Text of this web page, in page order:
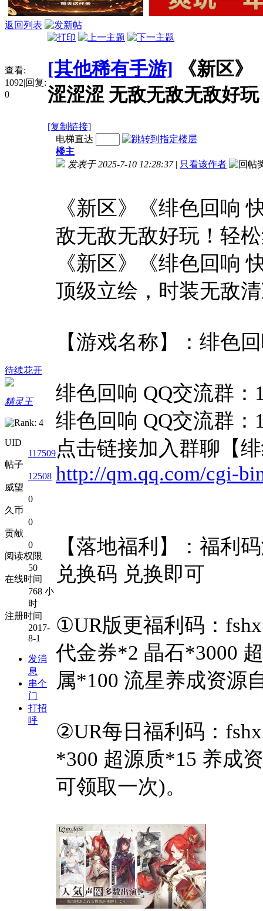
返回列表
查看:
1092|回复:
0
[其他稀有手游]
《新区
涩涩涩 无敌无敌无敌好
[复制链接]
待续花开
精灵王
UID
117509
帖子
12508
威望
0
久币
0
贡献
0
阅读权限
50
在线时间
768 小
时
注册时间
2017-
8-1
发消
息
串个
门
打招
呼
电梯直达
楼主
发表于 2025-7-10 12:28:37 | 只看该作者
《新区》《绯色回响
敌无敌无敌好玩！轻
《新区》《绯色回响
顶级立绘，时装无敌
【游戏名称】：绯色
绯色回响 QQ交流群：
绯色回响 QQ交流群：
点击链接加入群聊【
http://qm.qq.com/cgi-
【落地福利】：福利
兑换码 兑换即可
①UR版更福利码：
代金券*2 晶石*3000
属*100 流星养成资源
②UR每日福利码：
*300 超源质*15 养成
可领取一次)。